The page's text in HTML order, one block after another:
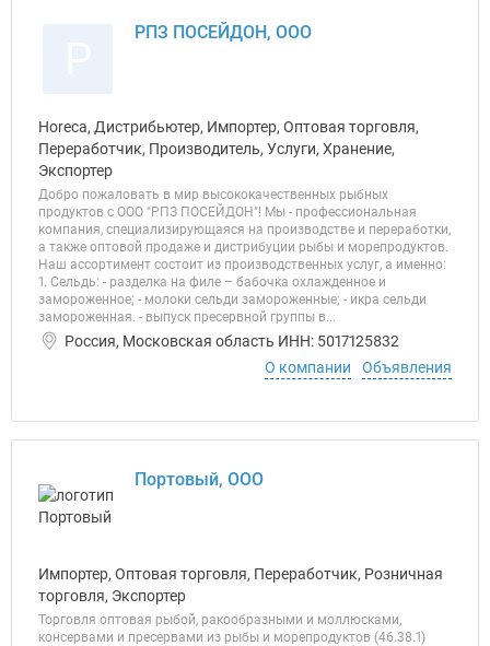
РПЗ ПОСЕЙДОН, ООО
Horeca, Дистрибьютер, Импортер, Оптовая торговля,
Переработчик, Производитель, Услуги, Хранение,
Экспортер
Добро пожаловать в мир высококачественных рыбных
продуктов с ООО "РПЗ ПОСЕЙДОН"! Мы - профессиональная
компания, специализирующаяся на производстве и переработки,
а также оптовой продаже и дистрибуции рыбы и морепродуктов.
Наш ассортимент состоит из производственных услуг, а именно:
1. Сельдь: - разделка на филе – бабочка охлажденное и
замороженное; - молоки сельди замороженные; - икра сельди
замороженная. - выпуск пресервной группы в...
Россия, Московская область ИНН: 5017125832
О компании
Объявления
Портовый, ООО
Импортер, Оптовая торговля, Переработчик, Розничная
торговля, Экспортер
Торговля оптовая рыбой, ракообразными и моллюсками,
консервами и пресервами из рыбы и морепродуктов (46.38.1)